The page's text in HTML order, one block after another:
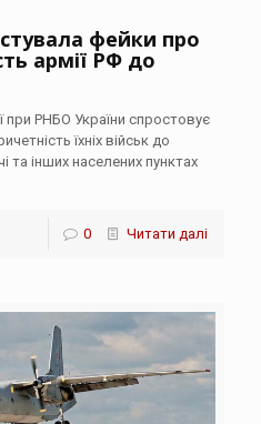
фейки про
армії РФ до
при РНБО України спростовує
їхніх військ до
та інших населених пунктах
0 Читати далі